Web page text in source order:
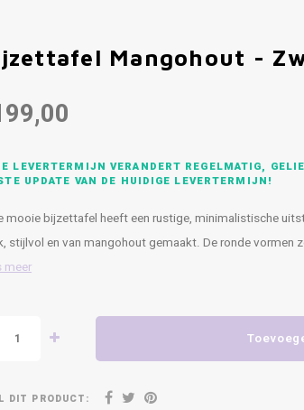
Mangohout -
LEVERTERMIJN VERANDERT REGELMATIG,
UPDATE VAN DE HUIDIGE LEVERTERMIJN!
mooie bijzettafel heeft een rustige, minimalistische
stijlvol en van mangohout gemaakt. De ronde vormen
meer
DIT PRODUCT: